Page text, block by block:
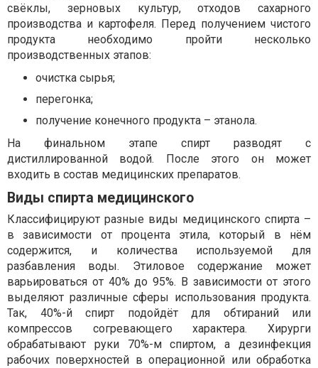
свёклы, зерновых культур, отходов сахарного
производства и картофеля. Перед получением чистого
продукта необходимо пройти несколько
производственных этапов:
очистка сырья;
перегонка;
получение конечного продукта – этанола.
На финальном этапе спирт разводят с
дистиллированной водой. После этого он может
входить в состав медицинских препаратов.
Виды спирта медицинского
Классифицируют разные виды медицинского спирта –
в зависимости от процента этила, который в нём
содержится, и количества используемой для
разбавления воды. Этиловое содержание может
варьироваться от 40% до 95%. В зависимости от этого
выделяют различные сферы использования продукта.
Так, 40%-й спирт подойдёт для обтираний или
компрессов согревающего характера. Хирурги
обрабатывают руки 70%-м спиртом, а дезинфекция
рабочих поверхностей в операционной или обработка